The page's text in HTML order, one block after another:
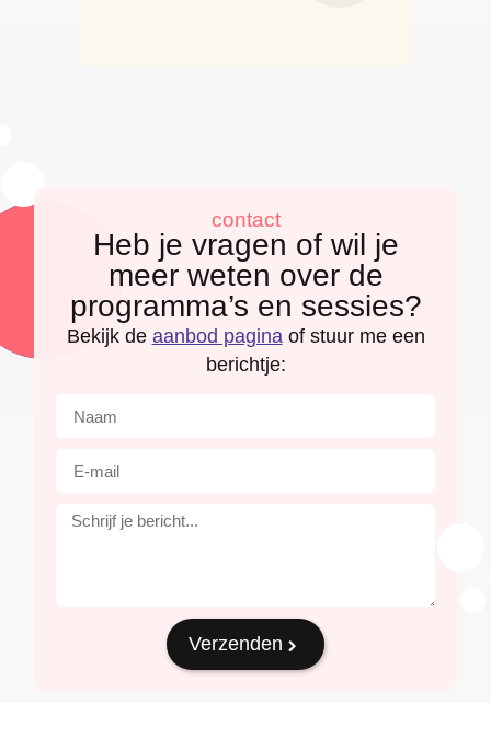
contact
Heb je vragen of wil je
meer weten over de
programma’s en sessies?
Bekijk de aanbod pagina of stuur me een
berichtje:
Verzenden